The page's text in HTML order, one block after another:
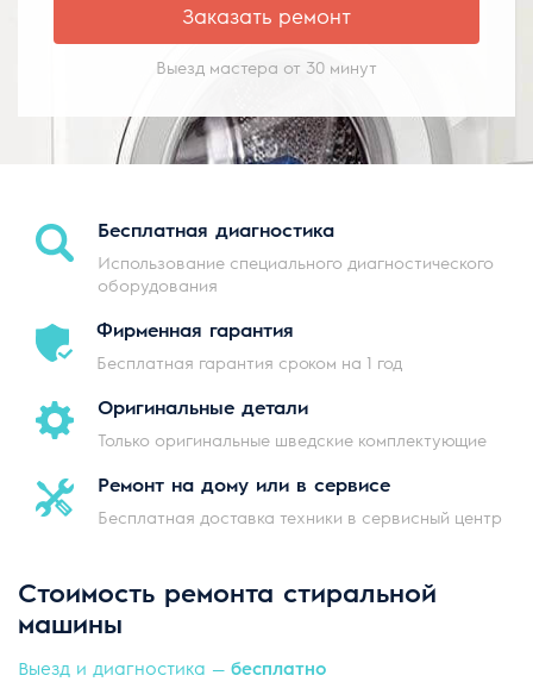
Заказать ремонт
Выезд мастера от 30 минут
Бесплатная диагностика
Использование специального диагностического
оборудования
Фирменная гарантия
Бесплатная гарантия сроком на 1 год
Оригинальные детали
Только оригинальные шведские комплектующие
Ремонт на дому или в сервисе
Бесплатная доставка техники в сервисный центр
Стоимость ремонта стиральной
машины
Выезд и диагностика — бесплатно